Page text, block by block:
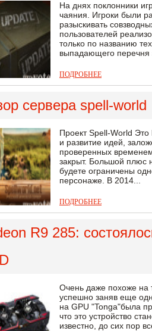
На днях поклонники
чаяния. Игроки были
разыскивать
пользователей
только по названию
выпадающего перечня
ПОДРОБНЕЕ
сервера spell-world
Проект Spell-World
и развитие идей,
проверенных
закрыт. Большой плюс
будете ограничены
персонаже. В 2014...
ПОДРОБНЕЕ
R9 285:
Очень даже похоже на
успешно заняв еще
на GPU "Tonga"была
что это устройство
известно, до сих пор